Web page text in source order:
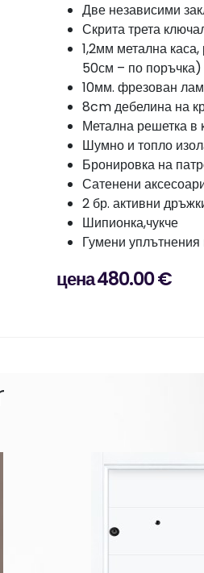
Две независими
Скрита трета
1,2мм метална
50см – по поръчка)
10мм. фрезован
8cm дебелина на
Метална решетка в
Шумно и топло
Бронировка на
Сатенени
2 бр. активни
Шипионка,чукче
Гумени уплътнения
цена 480.00 €